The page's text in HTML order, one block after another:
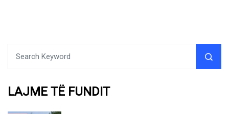
LAJME TË FUNDIT